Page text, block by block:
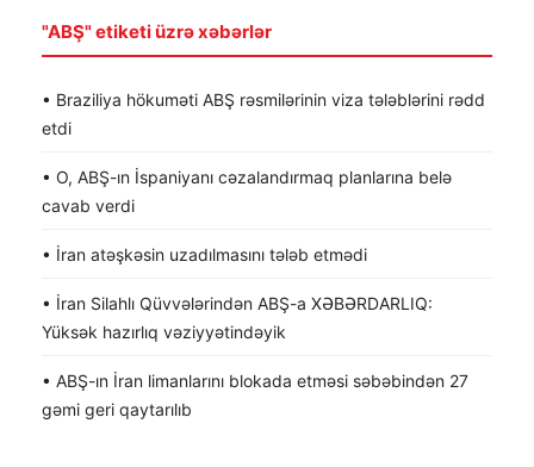
"ABŞ" etiketi üzrə xəbərlər
• Braziliya hökuməti ABŞ rəsmilərinin viza tələblərini rədd
etdi
• O, ABŞ-ın İspaniyanı cəzalandırmaq planlarına belə
cavab verdi
• İran atəşkəsin uzadılmasını tələb etmədi
• İran Silahlı Qüvvələrindən ABŞ-a XƏBƏRDARLIQ:
Yüksək hazırlıq vəziyyətindəyik
• ABŞ-ın İran limanlarını blokada etməsi səbəbindən 27
gəmi geri qaytarılıb